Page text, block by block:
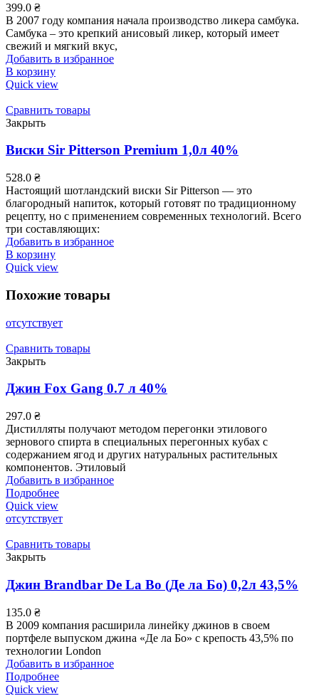
399.0 ₴
В 2007 году компания начала производство ликера самбука.
Самбука – это крепкий анисовый ликер, который имеет
свежий и мягкий вкус,
Добавить в избранное
В корзину
Quick view
Сравнить товары
Закрыть
Виски Sir Pitterson Premium 1,0л 40%
528.0 ₴
Настоящий шотландский виски Sir Pitterson — это
благородный напиток, который готовят по традиционному
рецепту, но с применением современных технологий. Всего
три составляющих:
Добавить в избранное
В корзину
Quick view
Похожие товары
отсутствует
Сравнить товары
Закрыть
Джин Fox Gang 0.7 л 40%
297.0 ₴
Дистилляты получают методом перегонки этилового
зернового спирта в специальных перегонных кубах с
содержанием ягод и других натуральных растительных
компонентов. Этиловый
Добавить в избранное
Подробнее
Quick view
отсутствует
Сравнить товары
Закрыть
Джин Brandbar De La Bo (Де ла Бо) 0,2л 43,5%
135.0 ₴
В 2009 компания расширила линейку джинов в своем
портфеле выпуском джина «Де ла Бо» с крепость 43,5% по
технологии London
Добавить в избранное
Подробнее
Quick view